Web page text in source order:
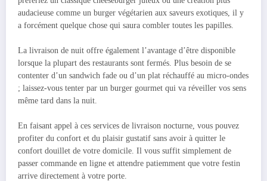
audacieuse comme un burger végétarien aux saveurs exotiques, il y
a forcément quelque chose qui saura combler toutes les papilles.
La livraison de nuit offre également l’avantage d’être disponible
lorsque la plupart des restaurants sont fermés. Plus besoin de se
contenter d’un sandwich fade ou d’un plat réchauffé au micro-ondes
; laissez-vous tenter par un burger gourmet qui va réveiller vos sens
même tard dans la nuit.
En faisant appel à ces services de livraison nocturne, vous pouvez
profiter du confort et du plaisir gustatif sans avoir à quitter le
confort douillet de votre domicile. Il vous suffit simplement de
passer commande en ligne et attendre patiemment que votre festin
arrive directement à votre porte.